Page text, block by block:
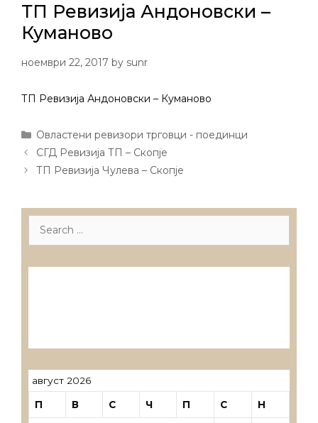
ТП Ревизија Андоновски –
Куманово
ноември 22, 2017 by sunr
ТП Ревизија Андоновски – Куманово
Categories
Овластени ревизори трговци - поединци
Post
navigation
СГД Ревизија ТП – Скопје
ТП Ревизија Чулева – Скопје
Search
август 2026
П В С Ч П С Н